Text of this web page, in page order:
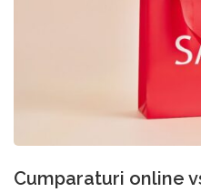
Cumparaturi online